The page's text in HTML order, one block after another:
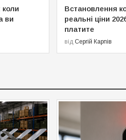
коли
ви
Встановлення
реальні ціни
платите
від Сергій Карпів